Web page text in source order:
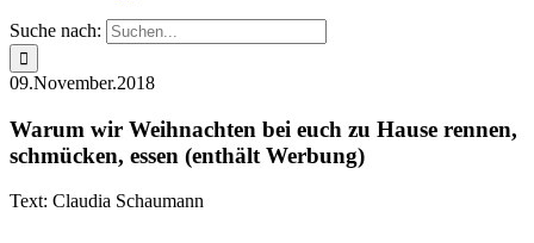
Suche nach:
09.November.2018
Warum wir Weihnachten bei euch zu Hause rennen,
schmücken, essen (enthält Werbung)
Text: Claudia Schaumann